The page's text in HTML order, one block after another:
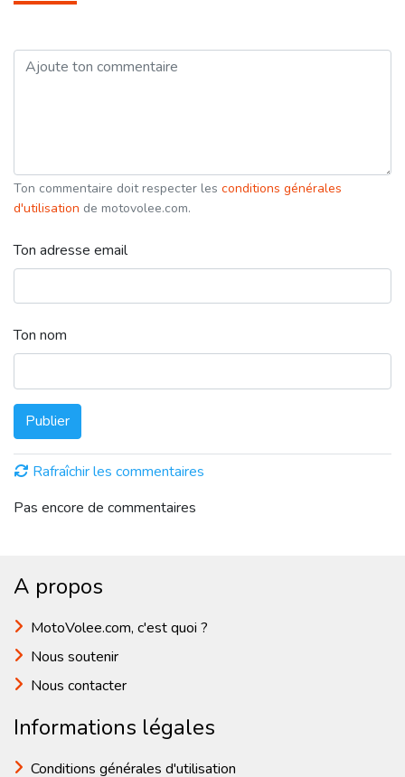
Ton commentaire doit respecter les conditions générales
d'utilisation de motovolee.com.
Ton adresse email
Ton nom
Publier
Rafraîchir les commentaires
Pas encore de commentaires
A propos
MotoVolee.com, c'est quoi ?
Nous soutenir
Nous contacter
Informations légales
Conditions générales d'utilisation